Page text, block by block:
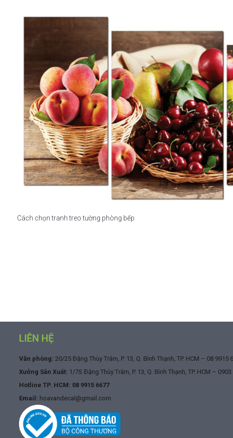
Cách chọn tranh treo tường phòng bếp
LIÊN HỆ
Văn phòng: 20/25 Đặng Thùy Trâm, P. 13, Q. Bình Thạnh, TP. HCM – 08 9915
Xưởng Sản Xuất: 1/7S Đặng Thùy Trâm, P. 13, Q. Bình Thạnh, TP. HCM –
Hotline TP. HCM: 08 9915 6677
Email: hoavandecal@gmail.com